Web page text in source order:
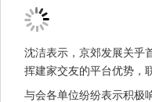
沈洁表示，京郊发展关乎
挥建家交友的平台优势，
与会各单位纷纷表示积极